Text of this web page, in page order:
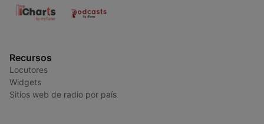
Recursos
Locutores
Widgets
Sitios web de radio por país